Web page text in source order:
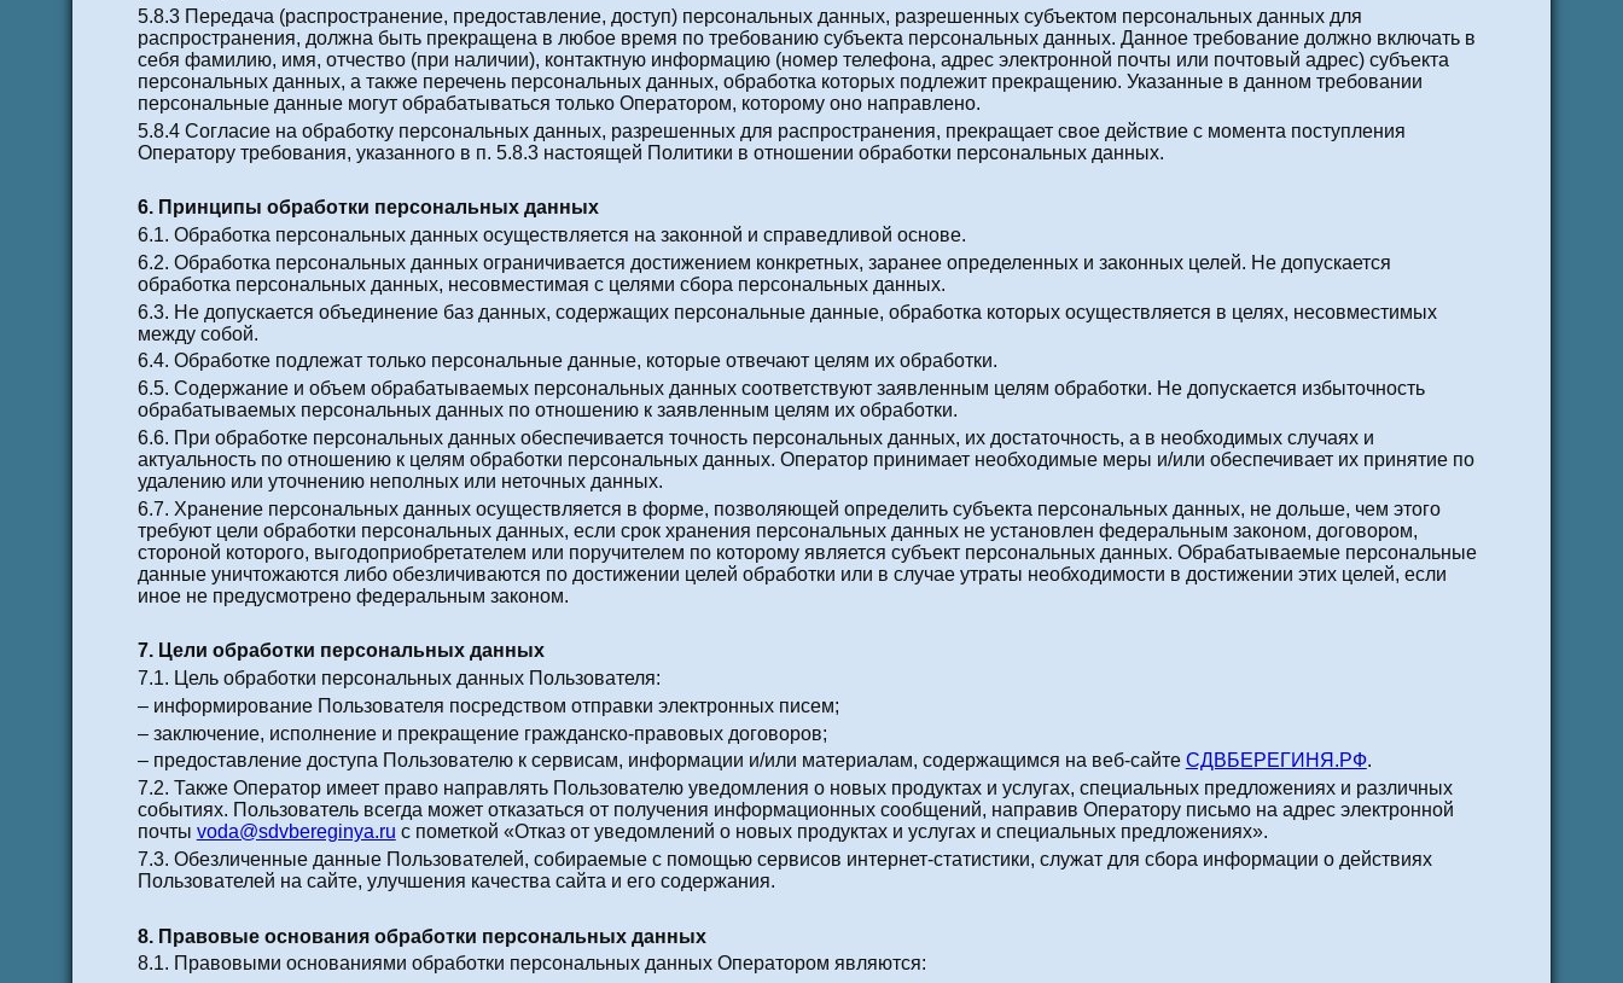
5.8.3 Передача (распространение, предоставление, доступ) персональных данных, разрешенных субъектом персональных данных для
распространения, должна быть прекращена в любое время по требованию субъекта персональных данных. Данное требование должно включать в
себя фамилию, имя, отчество (при наличии), контактную информацию (номер телефона, адрес электронной почты или почтовый адрес) субъекта
персональных данных, а также перечень персональных данных, обработка которых подлежит прекращению. Указанные в данном требовании
персональные данные могут обрабатываться только Оператором, которому оно направлено.
5.8.4 Согласие на обработку персональных данных, разрешенных для распространения, прекращает свое действие с момента поступления
Оператору требования, указанного в п. 5.8.3 настоящей Политики в отношении обработки персональных данных.
6. Принципы обработки персональных данных
6.1. Обработка персональных данных осуществляется на законной и справедливой основе.
6.2. Обработка персональных данных ограничивается достижением конкретных, заранее определенных и законных целей. Не допускается
обработка персональных данных, несовместимая с целями сбора персональных данных.
6.3. Не допускается объединение баз данных, содержащих персональные данные, обработка которых осуществляется в целях, несовместимых
между собой.
6.4. Обработке подлежат только персональные данные, которые отвечают целям их обработки.
6.5. Содержание и объем обрабатываемых персональных данных соответствуют заявленным целям обработки. Не допускается избыточность
обрабатываемых персональных данных по отношению к заявленным целям их обработки.
6.6. При обработке персональных данных обеспечивается точность персональных данных, их достаточность, а в необходимых случаях и
актуальность по отношению к целям обработки персональных данных. Оператор принимает необходимые меры и/или обеспечивает их принятие по
удалению или уточнению неполных или неточных данных.
6.7. Хранение персональных данных осуществляется в форме, позволяющей определить субъекта персональных данных, не дольше, чем этого
требуют цели обработки персональных данных, если срок хранения персональных данных не установлен федеральным законом, договором,
стороной которого, выгодоприобретателем или поручителем по которому является субъект персональных данных. Обрабатываемые персональные
данные уничтожаются либо обезличиваются по достижении целей обработки или в случае утраты необходимости в достижении этих целей, если
иное не предусмотрено федеральным законом.
7. Цели обработки персональных данных
7.1. Цель обработки персональных данных Пользователя:
– информирование Пользователя посредством отправки электронных писем;
– заключение, исполнение и прекращение гражданско-правовых договоров;
– предоставление доступа Пользователю к сервисам, информации и/или материалам, содержащимся на веб-сайте СДВБЕРЕГИНЯ.РФ.
7.2. Также Оператор имеет право направлять Пользователю уведомления о новых продуктах и услугах, специальных предложениях и различных
событиях. Пользователь всегда может отказаться от получения информационных сообщений, направив Оператору письмо на адрес электронной
почты voda@sdvbereginya.ru с пометкой «Отказ от уведомлений о новых продуктах и услугах и специальных предложениях».
7.3. Обезличенные данные Пользователей, собираемые с помощью сервисов интернет-статистики, служат для сбора информации о действиях
Пользователей на сайте, улучшения качества сайта и его содержания.
8. Правовые основания обработки персональных данных
8.1. Правовыми основаниями обработки персональных данных Оператором являются: